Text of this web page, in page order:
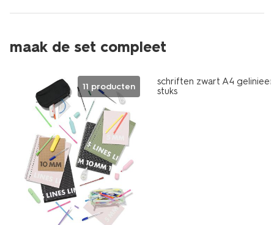
maak de set compleet
11 producten
schriften zwart A4
stuks